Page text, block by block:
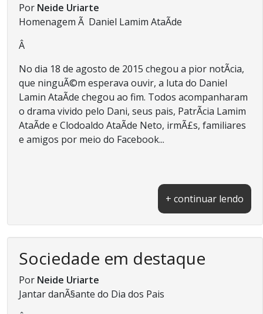
Por Neide Uriarte
Homenagem Ã Daniel Lamim AtaÃ­de
Â
No dia 18 de agosto de 2015 chegou a pior notÃ­cia,
que ninguÃ©m esperava ouvir, a luta do Daniel
Lamin AtaÃ­de chegou ao fim. Todos acompanharam
o drama vivido pelo Dani, seus pais, PatrÃ­cia Lamim
AtaÃ­de e Clodoaldo AtaÃ­de Neto, irmÃ£s, familiares
e amigos por meio do Facebook...
+ continuar lendo
Sociedade em destaque
Por Neide Uriarte
Jantar danÃ§ante do Dia dos Pais